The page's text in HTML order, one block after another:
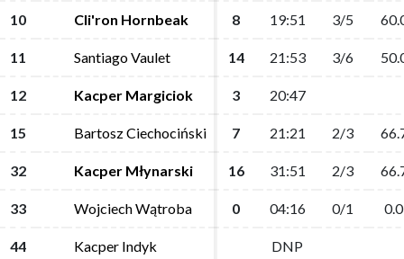
10 Cli'ron Hornbeak 8 19:51 3/5
11 Santiago Vaulet 14 21:53 3/6
12 Kacper Margiciok 3 20:47
15 Bartosz Ciechociński 7 21:21 2/3
32 Kacper Młynarski 16 31:51 2/3
33 Wojciech Wątroba 0 04:16 0/1 0.0
44 Kacper Indyk DNP
10 Cli'ron Hornbeak 8 19:51 3/5
11 Santiago Vaulet 14 21:53 3/6
12 Kacper Margiciok 3 20:47
15 Bartosz Ciechociński 7 21:21 2/3
32 Kacper Młynarski 16 31:51 2/3
33 Wojciech Wątroba 0 04:16 0/1 0.0
44 Kacper Indyk DNP